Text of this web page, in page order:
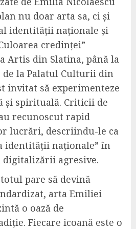
nu doar arta sa, ci și
identității naționale și
credinței”
Artis din Slatina, până la
la Palatul Culturii din
invitat să experimenteze
și spirituală. Criticii de
recunoscut rapid
lucrări, descriindu-le ca
identității naționale” în
agresive.
pare să devină
arta Emiliei
o oază de
Fiecare icoană este o